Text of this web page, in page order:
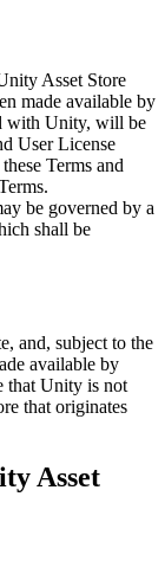
Asset Store
made available by
with Unity, will be
User License
Terms and
be governed by a
shall be
and, subject to the
available by
that Unity is not
that originates
Asset